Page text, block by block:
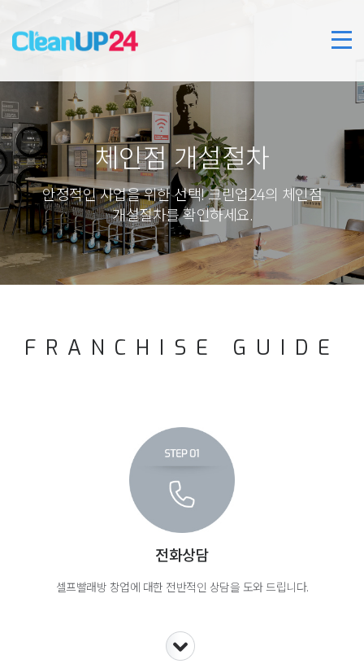
체인점 개설절차
안정적인 사업을 위한 선택! 크린업24의 체인점
개설절차를 확인하세요.
FRANCHISE GUIDE
전화상담
셀프빨래방 창업에 대한 전반적인 상담을 도와 드립니다.